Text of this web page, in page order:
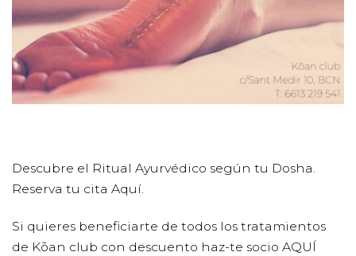
Descubre el Ritual Ayurvédico según tu Dosha.
Reserva tu cita Aquí.
Si quieres beneficiarte de todos los tratamientos
de Kōan club con descuento haz-te socio AQUÍ